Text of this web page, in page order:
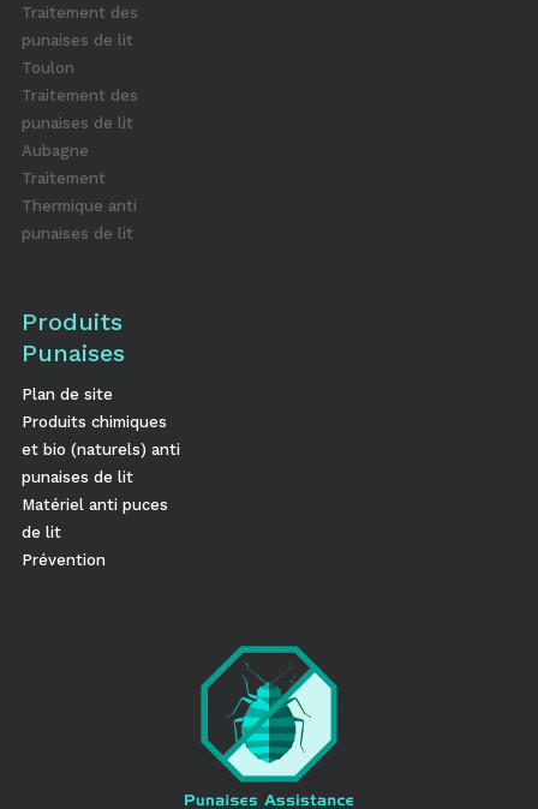
Traitement des
punaises de lit
Toulon
Traitement des
punaises de lit
Aubagne
Traitement
Thermique anti
punaises de lit
Produits
Punaises
Plan de site
Produits chimiques
et bio (naturels) anti
punaises de lit
Matériel anti puces
de lit
Prévention